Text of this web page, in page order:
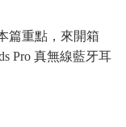
篇重點，來開箱
Pro 真無線藍牙耳